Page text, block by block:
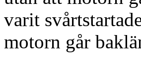
varit
motorn går